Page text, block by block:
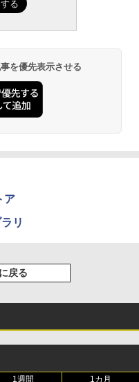
を優先表示させる
ア
リ
戻る
1週間 1カ月